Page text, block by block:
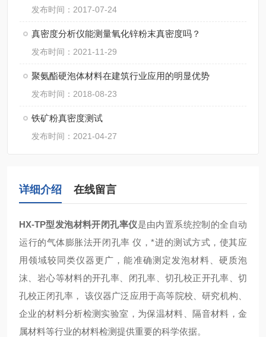
发布时间：2017-07-24
真密度分析仪能测量氧化锌粉末真密度吗？
发布时间：2021-11-29
聚氨酯硬泡体材料在建筑行业应用的明显优势
发布时间：2018-08-23
铁矿粉真密度测试
发布时间：2021-04-27
详细介绍 在线留言
HX-TP型发泡材料开闭孔率仪是由内置系统控制的全自动
运行的气体膨胀法开闭孔率 仪，*进的测试方式，使其应
用领域较同类仪器更广，能准确测定发泡材料、硬质泡
沫、岩心等材料的开孔率、闭孔率、切孔校正开孔率、切
孔校正闭孔率， 该仪器广泛应用于高等院校、研究机构、
企业的材料分析检测实验室，为保温材料、隔音材料，金
属材料等行业的材料检测提供重要的科学依据。